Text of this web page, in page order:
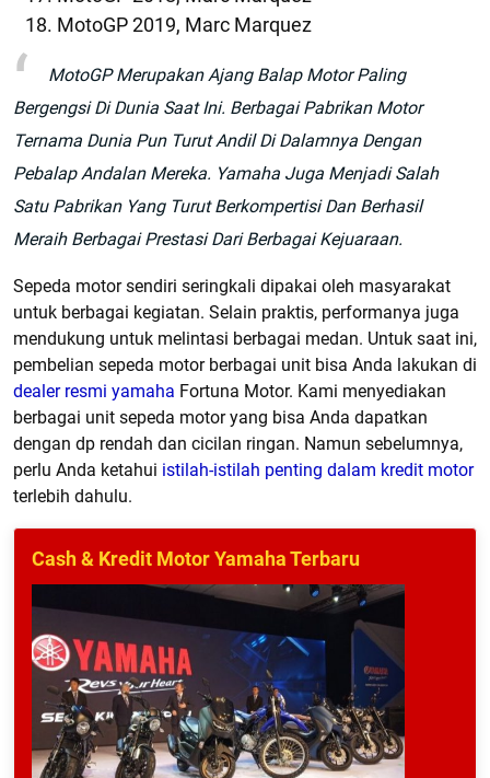
MotoGP 2019, Marc Marquez
MotoGP Merupakan Ajang Balap Motor Paling
Bergengsi Di Dunia Saat Ini. Berbagai Pabrikan Motor
Ternama Dunia Pun Turut Andil Di Dalamnya Dengan
Pebalap Andalan Mereka. Yamaha Juga Menjadi Salah
Satu Pabrikan Yang Turut Berkompertisi Dan Berhasil
Meraih Berbagai Prestasi Dari Berbagai Kejuaraan.
Sepeda motor sendiri seringkali dipakai oleh masyarakat
untuk berbagai kegiatan. Selain praktis, performanya juga
mendukung untuk melintasi berbagai medan. Untuk saat ini,
pembelian sepeda motor berbagai unit bisa Anda lakukan di
dealer resmi yamaha Fortuna Motor. Kami menyediakan
berbagai unit sepeda motor yang bisa Anda dapatkan
dengan dp rendah dan cicilan ringan. Namun sebelumnya,
perlu Anda ketahui istilah-istilah penting dalam kredit motor
terlebih dahulu.
Cash & Kredit Motor Yamaha Terbaru